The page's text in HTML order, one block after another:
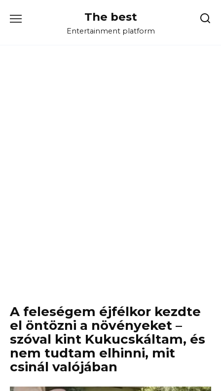
The best
Entertainment platform
A feleségem éjfélkor kezdte
el öntözni a növényeket –
szóval kint Kukucskáltam, és
nem tudtam elhinni, mit
csinál valójában